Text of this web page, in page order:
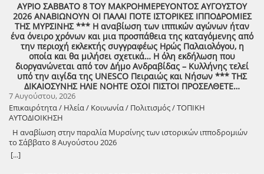
ΑΥΡΙΟ ΣΑΒΒΑΤΟ 8 ΤΟΥ ΜΑΚΡΟΗΜΕΡΕΥΟΝΤΟΣ ΑΥΓΟΥΣΤΟΥ
2026 ΑΝΑΒΙΩΝΟΥΝ ΟΙ ΠΑΛΑΙ ΠΟΤΕ ΙΣΤΟΡΙΚΕΣ ΙΠΠΟΔΡΟΜΙΕΣ
ΤΗΣ ΜΥΡΣΙΝΗΣ *** Η αναβίωση των ιππικών αγώνων ήταν
ένα όνειρο χρόνων και μια προσπάθεια της καταγόμενης από
την περιοχή εκλεκτής συγγραφέως Ηρώς Παλαιολόγου, η
οποία και θα μιλήσει σχετικά… Η όλη εκδήλωση που
διοργανώνεται από τον Δήμο Ανδραβίδας – Κυλλήνης τελεί
υπό την αιγίδα της UNESCO Πειραιώς και Νήσων *** ΤΗΣ
ΔΙΚΑΙΟΣΥΝΗΣ ΗΛΙΕ ΝΟΗΤΕ ΟΣΟΙ ΠΙΣΤΟΙ ΠΡΟΣΕΛΘΕΤΕ…
7 Αυγούστου, 2026
Επικαιρότητα / Ηλεία / Κοινωνία / Πολιτισμός / ΤΟΠΙΚΗ
ΑΥΤΟΔΙΟΙΚΗΣΗ
Η αναβίωση στην παραλία Μυρσίνης των ιστορικών ιπποδρομιών
το Σάββατο 8 Αυγούστου 2026
[...]